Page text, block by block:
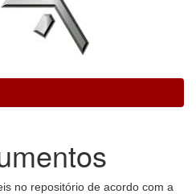
no repositório de acordo com a